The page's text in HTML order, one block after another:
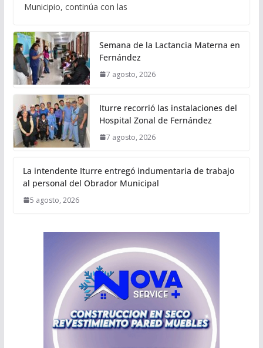
Municipio, continúa con las
Semana de la Lactancia Materna en
Fernández
7 agosto, 2026
Iturre recorrió las instalaciones del
Hospital Zonal de Fernández
7 agosto, 2026
La intendente Iturre entregó indumentaria de trabajo
al personal del Obrador Municipal
5 agosto, 2026